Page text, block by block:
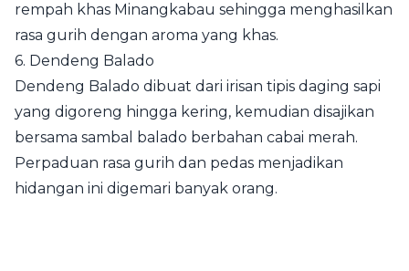
rempah khas Minangkabau sehingga menghasilkan
rasa gurih dengan aroma yang khas.
6. Dendeng Balado
Dendeng Balado dibuat dari irisan tipis daging sapi
yang digoreng hingga kering, kemudian disajikan
bersama sambal balado berbahan cabai merah.
Perpaduan rasa gurih dan pedas menjadikan
hidangan ini digemari banyak orang.